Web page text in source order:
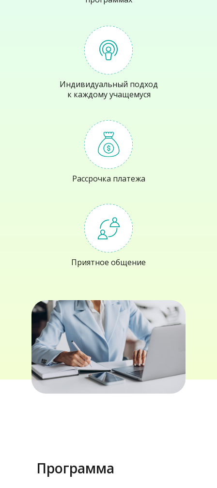
Индивидуальный подход
к каждому учащемуся
Рассрочка платежа
Приятное общение
Программа